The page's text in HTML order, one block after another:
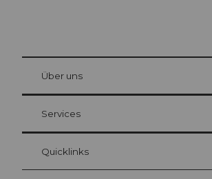
Gästekarte Luzern
Ihre Vorteile als Übernachtungsgast
at Bre
Über uns
Services
Quicklinks